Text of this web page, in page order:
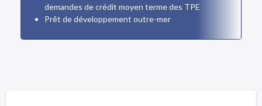
demandes de crédit moyen terme des TPE
Prêt de développement outre-mer